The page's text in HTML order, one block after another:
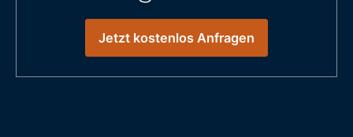
Jetzt kostenlos Anfragen